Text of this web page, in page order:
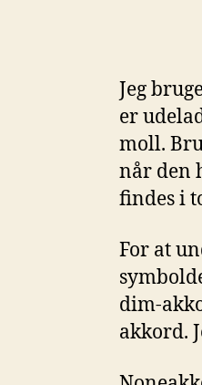
Jeg
er
moll.
når den
findes i
For at
dim-
akkord.